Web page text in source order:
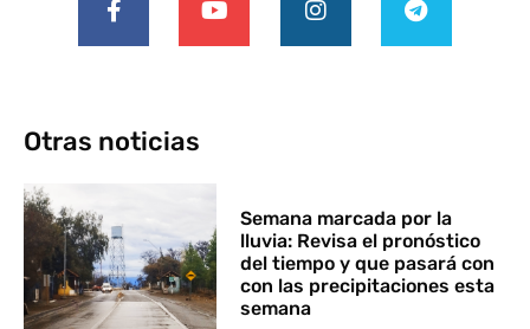
Otras noticias
Semana marcada por la
lluvia: Revisa el pronóstico
del tiempo y que pasará con
con las precipitaciones esta
semana